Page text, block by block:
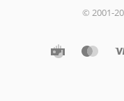
© 2001-